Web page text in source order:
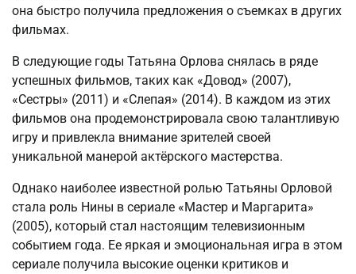
она быстро получила предложения о съемках в других
фильмах.
В следующие годы Татьяна Орлова снялась в ряде
успешных фильмов, таких как «Довод» (2007),
«Сестры» (2011) и «Слепая» (2014). В каждом из этих
фильмов она продемонстрировала свою талантливую
игру и привлекла внимание зрителей своей
уникальной манерой актёрского мастерства.
Однако наиболее известной ролью Татьяны Орловой
стала роль Нины в сериале «Мастер и Маргарита»
(2005), который стал настоящим телевизионным
событием года. Ее яркая и эмоциональная игра в этом
сериале получила высокие оценки критиков и